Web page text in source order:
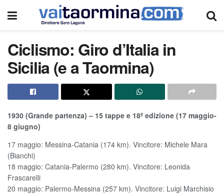
Ciclismo: Giro d’Italia in
Sicilia (e a Taormina)
1930 (Grande partenza) – 15 tappe e 18ª edizione (17 maggio-
8 giugno)
17 maggio: Messina-Catania (174 km). Vincitore: Michele Mara
(Bianchi)
18 maggio: Catania-Palermo (280 km). Vincitore: Leonida
Frascarelli
20 maggio: Palermo-Messina (257 km). Vincitore: Luigi Marchisio